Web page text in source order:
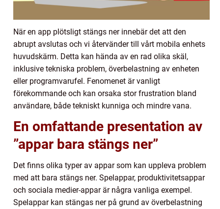
När en app plötsligt stängs ner innebär det att den
abrupt avslutas och vi återvänder till vårt mobila enhets
huvudskärm. Detta kan hända av en rad olika skäl,
inklusive tekniska problem, överbelastning av enheten
eller programvarufel. Fenomenet är vanligt
förekommande och kan orsaka stor frustration bland
användare, både tekniskt kunniga och mindre vana.
En omfattande presentation av
”appar bara stängs ner”
Det finns olika typer av appar som kan uppleva problem
med att bara stängs ner. Spelappar, produktivitetsappar
och sociala medier-appar är några vanliga exempel.
Spelappar kan stängas ner på grund av överbelastning